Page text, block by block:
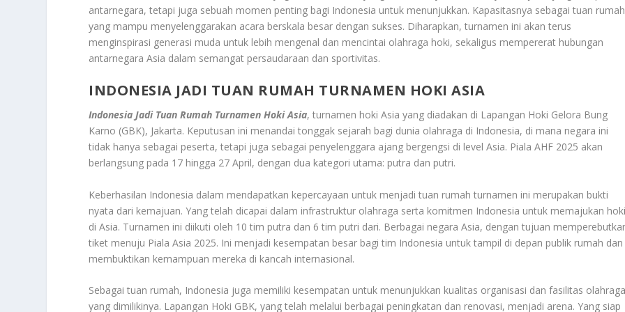
antarnegara, tetapi juga sebuah momen penting bagi Indonesia untuk menunjukkan. Kapasitasnya sebagai tuan rumah
yang mampu menyelenggarakan acara berskala besar dengan sukses. Diharapkan, turnamen ini akan terus
menginspirasi generasi muda untuk lebih mengenal dan mencintai olahraga hoki, sekaligus mempererat hubungan
antarnegara Asia dalam semangat persaudaraan dan sportivitas.
INDONESIA JADI TUAN RUMAH TURNAMEN HOKI ASIA
Indonesia Jadi Tuan Rumah Turnamen Hoki Asia, turnamen hoki Asia yang diadakan di Lapangan Hoki Gelora Bung
Karno (GBK), Jakarta. Keputusan ini menandai tonggak sejarah bagi dunia olahraga di Indonesia, di mana negara ini
tidak hanya sebagai peserta, tetapi juga sebagai penyelenggara ajang bergengsi di level Asia. Piala AHF 2025 akan
berlangsung pada 17 hingga 27 April, dengan dua kategori utama: putra dan putri.
Keberhasilan Indonesia dalam mendapatkan kepercayaan untuk menjadi tuan rumah turnamen ini merupakan bukti
nyata dari kemajuan. Yang telah dicapai dalam infrastruktur olahraga serta komitmen Indonesia untuk memajukan hoki
di Asia. Turnamen ini diikuti oleh 10 tim putra dan 6 tim putri dari. Berbagai negara Asia, dengan tujuan
tiket menuju Piala Asia 2025. Ini menjadi kesempatan besar bagi tim Indonesia untuk tampil di depan publik rumah dan
membuktikan kemampuan mereka di kancah internasional.
Sebagai tuan rumah, Indonesia juga memiliki kesempatan untuk menunjukkan kualitas organisasi dan fasilitas olahraga
yang dimilikinya. Lapangan Hoki GBK, yang telah melalui berbagai peningkatan dan renovasi, menjadi arena. Yang siap